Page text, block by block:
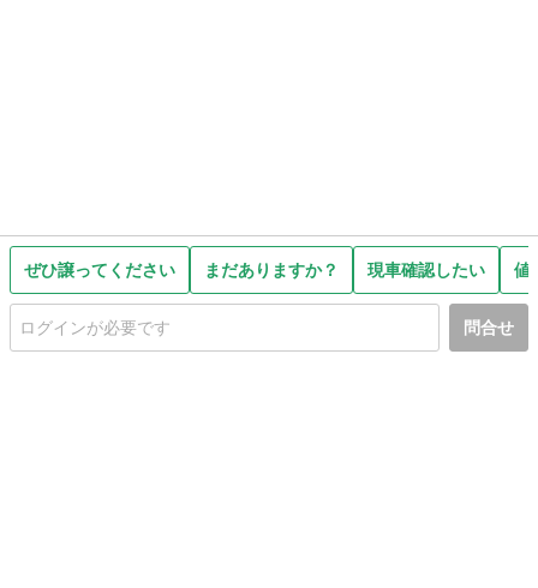
ぜひ譲ってください まだありますか？ 現車確認したい 値
問合せ